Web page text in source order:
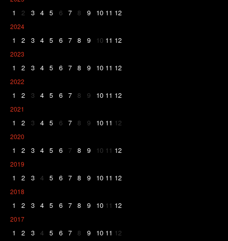
1 2 3 4 5 6 7 8 9 10 11 12
2024
1 2 3 4 5 6 7 8 9 10 11 12
2023
1 2 3 4 5 6 7 8 9 10 11 12
2022
1 2 3 4 5 6 7 8 9 10 11 12
2021
1 2 3 4 5 6 7 8 9 10 11 12
2020
1 2 3 4 5 6 7 8 9 10 11 12
2019
1 2 3 4 5 6 7 8 9 10 11 12
2018
1 2 3 4 5 6 7 8 9 10 11 12
2017
1 2 3 4 5 6 7 8 9 10 11 12